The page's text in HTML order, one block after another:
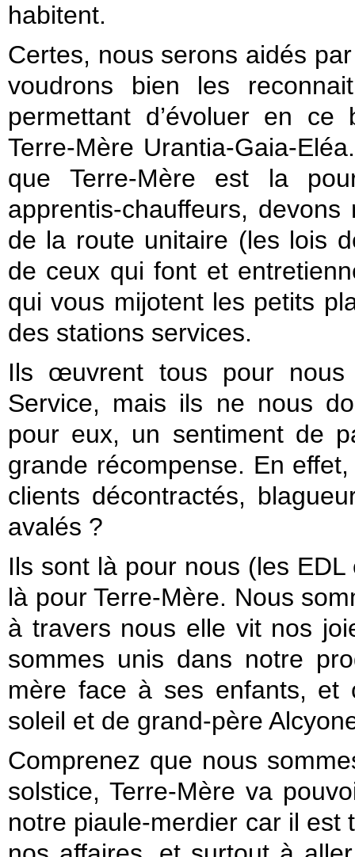
habitent.
Certes, nous serons aidés
voudrons bien les
permettant d’évoluer en
Terre-Mère Urantia-Gaia-
que Terre-Mère est la
apprentis-chauffeurs,
de la route unitaire (les lois
de ceux qui font et
qui vous mijotent les petits
des stations services.
Ils œuvrent tous pour nous
Service, mais ils ne nous
pour eux, un sentiment de
grande récompense. En
clients décontractés,
avalés ?
Ils sont là pour nous (les
là pour Terre-Mère. Nous
à travers nous elle vit nos
sommes unis dans notre
mère face à ses enfants, et
soleil et de grand-père
Comprenez que nous
solstice, Terre-Mère va
notre piaule-merdier car il